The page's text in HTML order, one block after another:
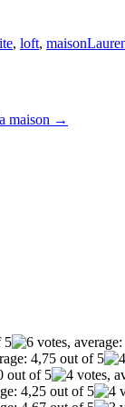
, loft, maison
maison →